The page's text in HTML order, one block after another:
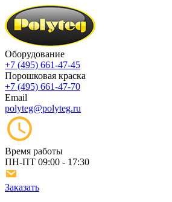
Оборудование
+7 (495) 661-47-45
Порошковая краска
+7 (495) 661-47-70
Email
polyteg@polyteg.ru
Время работы
ПН-ПТ 09:00 - 17:30
Заказать